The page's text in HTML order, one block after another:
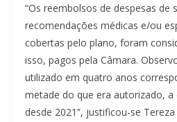
“Os reembolsos de despesas de
recomendações médicas e/ou
cobertas pelo plano, foram
isso, pagos pela Câmara.
utilizado em quatro anos
metade do que era autorizado, a
desde 2021”, justificou-se